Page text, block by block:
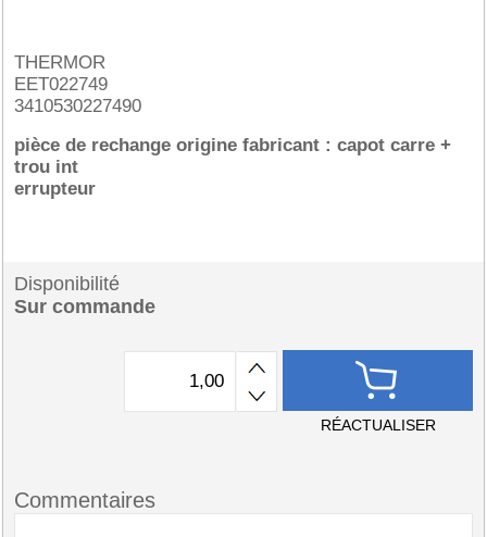
THERMOR
EET022749
3410530227490
pièce de rechange origine fabricant : capot carre +
trou int
errupteur
Disponibilité
Sur commande
RÉACTUALISER
Commentaires